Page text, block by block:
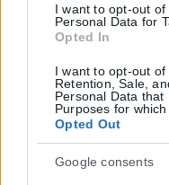
I want to opt-out
Personal Data for
Opted In
I want to opt-out of
Retention, Sale,
Personal Data
Purposes for
Opted Out
Google consents